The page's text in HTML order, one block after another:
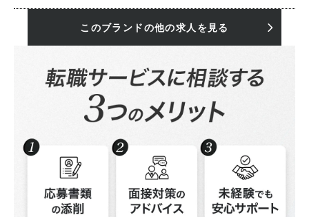
このブランドの他の求人を見る